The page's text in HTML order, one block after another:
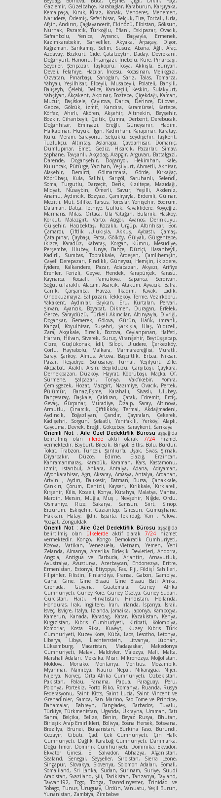
Gaziemir, Güzelbahçe, Karabağlar, Karaburun, Karşıyaka,
Kemalpaşa, Kınık, Kiraz, Konak, Menderes, Menemen,
Narlıdere, Ödemiş, Seferihisar, Selçuk, Tire, Torbalı, Urla,
Afşin, Andırın, Çağlayancerit, Ekinözü, Elbistan, Göksun,
Nurhak, Pazarcık, Türkoğlu, Eflani, Eskipazar, Ovacık,
Safranbolu, Yenice, Ayrancı, Başyayla, Ermenek,
Kazımkarabekir, Sarıveliler, Akyaka, Arpaçay, Digor,
Kağızman, Sarıkamış, Selim, Susuz, Abana, Ağlı, Araç,
Azdavay, Bozkurt, Cide, Çatalzeytin, Daday, Devrekani,
Doğanyurt, Hanönü, İhsangazi, İnebolu, Küre, Pınarbaşı,
Seydiler, Şenpazar, Taşköprü, Tosya, Akkışla, Bünyan,
Develi, Felahiye, Hacılar, İncesu, Kocasinan, Melikgazi,
Özvatan, Pınarbaşı, Sarıoğlan, Sarız, Talas, Tomarza,
Yahyalı, Yeşilhisar, Elbeyli, Musabeyli, Polateli, Bahşili,
Balışeyh, Çelebi, Delice, Karakeçili, Keskin, Sulakyurt,
Yahşiyan, Akçakent, Akpınar, Boztepe, Çiçekdağı, Kaman,
Mucur, Başiskele, Çayırova, Darıca, Derince, Dilovası,
Gebze, Gölcük, İzmit, Kandıra, Karamürsel, Kartepe,
Körfez, Ahırlı, Akören, Akşehir, Altınekin, Beyşehir,
Bozkır, Cihanbeyli, Çeltik, Çumra, Derbent, Derebucak,
Doğanhisar, Emirgazi, Ereğli, Güneysınır, Hadim,
Halkapınar, Hüyük, Ilgın, Kadınhanı, Karapınar, Karatay,
Kulu, Meram, Sarayönü, Selçuklu, Seydişehir, Taşkent,
Tuzlukçu, Altıntaş, Aslanapa, Çavdarhisar, Domaniç,
Dumlupınar, Emet, Gediz, Hisarcık, Pazarlar, Simav,
Şaphane, Tavşanlı, Akçadağ, Arapgir, Arguvan, Battalgazi,
Darende, Doğanşehir, Doğanyol, Hekimhan, Kale,
Kuluncak, Pütürge, Yazıhan, Yeşilyurt, Ahmetli, Akhisar,
Alaşehir, Demirci, Gölmarmara, Görde, Kırkağaç,
Köprübaşı, Kula, Salihli, Sarıgöl, Saruhanlı, Selendi,
Soma, Turgutlu, Dargeçit, Derik, Kızıltepe, Mazıdağı,
Midyat, Nusaybin, Ömerli, Savur, Yeşilli, Akdeniz,
Anamu, Aydıncık, Bozyazı, Çamlıyayla, Erdemli, Gülnar,
Mezitli, Mut, Silifke, Tarsus, Toroslar, Yenişehir, Bodrum,
Dalaman, Datça, Fethiye, Güllük, Kavaklıdere, Köyçeğiz,
Marmaris, Milas, Ortaca, Ula Yatağan, Bulanık, Hasköy,
Korkut, Malazgirt, Varto, Acıgöl, Avanos, Derinkuyu,
Gülşehir, Hacıbektaş, Kozaklı, Ürgüp, Altınhisar, Bor,
Çamardı, Çiftlik ,Ulukışla, Akkuş, Aybastı, Çamaş,
Çatalpınar, Çaybaşı, Fatsa, Gölköy, Gülyalı, Gürgentepe,
İkizce, Karadüz, Kabataş, Korgan, Kumru, Mesudiye,
Perşembe, Ulubey, Ünye, Bahçe, Düziçi, Hasanbeyli,
Kadirli, Sumbas, Toprakkale, Ardeşen, Çamlıhemşin,
Çayeli Derepazarı, Fındıklı, Güneysu, Hemşin, İkizdere,
İyidere, Kalkandere, Pazar, Adapazarı, Akyazı, Arifiye
Erenler, Ferizli, Geyve, Hendek, Karapürçek, Karasu,
Kaynarca, Kocaali, Pamukova, Sapanca, Serdivan,
Söğütlü,Taraklı, Alaçam, Asarcık, Atakum, Ayvacık, Bafra,
Canik, Çarşamba, Havza, İlkadım, Kavak, Ladik,
Ondokuzmayız, Salıpazarı, Tekkeköy, Terme, Vezirköprü,
Yakakent, Aydınlar, Baykan, Eru, Kurtalan, Pervari,
Şirvan, Ayancık, Boyabat, Dikmen, Durağan, Erfelek,
Gerze, Saraydüzü, Türkeli Akıncılar, Altınyayla, Divriği,
Doğanşar, Gemerek, Gölova, Gürün, Hafik, İmranlı,
Kangal, Koyulhisar, Suşehri, Şarkışla, Ulaş, Yıldızeli,
Zara, Akçakale, Birecik, Bozova, Ceylanpınarı, Halfeti,
Harran, Hilvan, Siverek, Suruç, Viranşehir, Beytüşşebap,
Cizre, Güçlükonak, İdil, Silopi, Uludere, Çerkezköy,
Çorlu, Hayrabolu, Malkara, Marmaraereğlisi, Muratlı,
Saray, Şarköy, Almus, Artova, Başçiftlik, Erbaa, Niksar,
Pazar, Reşadiye, Sulusaray, Turhal, Yeşilyurt, Zile,
Akçaabat, Araklı, Arsin, Beşikdüzü, Çarşıbaşı, Çaykara,
Dernekpazarı, Düzköy, Hayrat, Köprübaşı, Maçka, Of,
Sürmene, Şalpazarı, Tonya, Vakfıkebir, Yomra,
Çemişgezek, Hozat, Mazgirt, Nazımiye, Ovacık, Pertek,
Pülümür, Banaz,Eşme, Karahallı, Sivaslı, Ulubey,
Bahçesaray, Başkale, Çaldıran, Çatak, Edremit, Erciş,
Gevaş, Gürpınar, Muradiye, Özalp, Saray, Altınova,
Armutlu, Çınarcık, Çiftlikköy, Termal, Akdağmadeni,
Aydıncık, Boğazlıyan, Çandır, Çayıralan, Çekerek,
Kadışehri, Sorgun, Şefaatli, Yenifakılı, Yerköy, Alaplı,
Çaycuma, Devrek, Ereğli, Gökçebey, Saraykent, Sarıkaya
Önemli Not : Aile Özel Dedektiflik Bürosu aşşağıda
belirtilmiş olan illerdeaktif olarak 7/24hizmet
vermektedir. Bayburt, Bilecik, Bingöl, Bitlis, Bolu, Burdur,
Tokat, Trabzon, Tunceli, Şanlıurfa, Uşak, Sivas, Şırnak,
Diyarbakır, Düzce, Edirne, Elazığ, Erzincan,
Kahramanmaraş, Karabük, Karaman, Kars, Kastamonu,
İzmir, İstanbul, Ankara, Antalya, Adana, Adıyaman,
Afyonkarahisar, Ağrı, Aksaray, Amasya, Antalya, Ardahan,
Artvin , Aydın, Balıkesir, Batman, Bursa, Çanakkale,
Çankırı, Çorum, Denizli, Kayseri, Kırıkkale, Kırklareli,
Kırşehir, Kilis, Kocaeli, Konya, Kütahya, Malatya, Manisa,
Mardin, Mersin, Muğla, Muş , Nevşehir, Niğde, Ordu,
Osmaniye, Rize, Sakarya, Samsun, Siirt, Sinop,
Erzurum, Eskişehir, Gaziantep, Giresun, Gümüşhane,
Hakkari, Hatay, Iğdır, Isparta, Tekirdağ, Van , Yalova,
Yozgat, Zonguldak
Önemli Not : Aile Özel Dedektiflik Bürosu aşşağıda
belirtilmiş olan ülkelerdeaktif olarak7/24 hizmet
vermektedir. Kongo, Kongo Demokratik Cumhuriyeti,
Kosova, Vatikan, Venezuela, Vietnam, Yemen, Yeni
Zelanda, Almanya, Amerika Birleşik Devletleri, Andorra,
Angola, Antigua ve Barbuda, Arjantin, Arnavutluk,
Avustralya, Avusturya, Azerbaycan, Endonezya, Eritre,
Ermenistan, Estonya, Etiyopya, Fas, Fiji, Fildişi Sahilleri,
Filipinler, Filistin, Finlandiya, Fransa, Gabon, Gambiya,
Gana, Gine, Gine Bissau Gine Bissau Batı Afrika,
Grenada, Guyana, Guatemala, Güney Afrika
Cumhuriyeti, Güney Kore, Güney Osetya, Güney Sudan,
Gürcistan, Haiti, Hırvatistan, Hindistan, Hollanda,
Honduras, Irak, İngiltere, İran, İrlanda, İspanya, İsrail,
İsveç, İsviçre, İtalya, İzlanda, Jamaika, Japonya, Kamboçya,
Kamerun, Kanada, Karadağ, Katar, Kazakistan, Kenya,
Kırgızistan, Kıbrıs Cumhuriyeti, Kiribati, Kolombiya,
Komorlar, Kosta Rika, Kuveyt, Kuzey Kıbrıs Türk
Cumhuriyeti, Kuzey Kore, Küba, Laos, Lesotho, Letonya,
Liberya, Libya, Liechtenstein, Litvanya, Lübnan,
Lüksemburg, Macaristan, Madagaskar, Makedonya
Cumhuriyeti, Malavi, Maldivler, Malezya, Mali, Malta,
Marshall Adaları, Meksika, Mısır, Mikronezya, Moğolistan,
Moldova, Monako, Moritanya, Moritius, Mozambik,
Myanmar, Namibya, Nauru Nepal, Nikaragua, Nijer,
Nijerya, Norveç, Orta Afrika Cumhuriyeti, Özbekistan,
Pakistan, Palau, Panama, Papua, Paraguay, Peru,
Polonya, Portekiz, Porto Riko, Romanya, Ruanda, Rusya
Federasyonu, Saint Kitts, Saint Lucia, Saint Vincent ve
Grenadinler, Samoa, San Marino, Sao Tome ve Principe,
Bahamalar, Bahreyn, Bangladeş, Barbados, Tuvalu,
Türkiye, Türkmenistan, Uganda, Ukrayna, Umman, Batı
Sahra, Belçika, Belize, Benin, Beyaz Rusya, Bhutan,
Birleşik Arap Emirlikleri, Bolivya, Bosna Hersek, Botsvana,
Brezilya, Brunei, Bulgaristan, Burkina Faso, Burundi,
Cezayir, Cibuti, Çad, Çek Cumhuriyeti, Çin Halk
Cumhuriyeti, Dağlık Karabağ Cumhuriyeti, Danimarka,
Doğu Timor, Dominik Cumhuriyeti, Dominika, Ekvador,
Ekvator Ginesi, El Salvador, Abhazya, Afganistan,
Sealand, Senegal, Seyşeller, Sırbistan, Sierra Leone,
Singapur, Slovakya, Slovenya, Solomon Adaları, Somali,
Somaliland, Sri Lanka, Sudan, Surinam, Suriye, Suudi
Arabistan, Svaziland, Şili, Tacikistan, Tanzanya, Tayland,
Tayvan192, Togo, Tonga, Transdinyester, Trinidad ve
Tobago, Tunus, Uruguay, Ürdün, Vanuatu, Yeşil Burun,
Yunanistan, Zambiya, Zimbabve